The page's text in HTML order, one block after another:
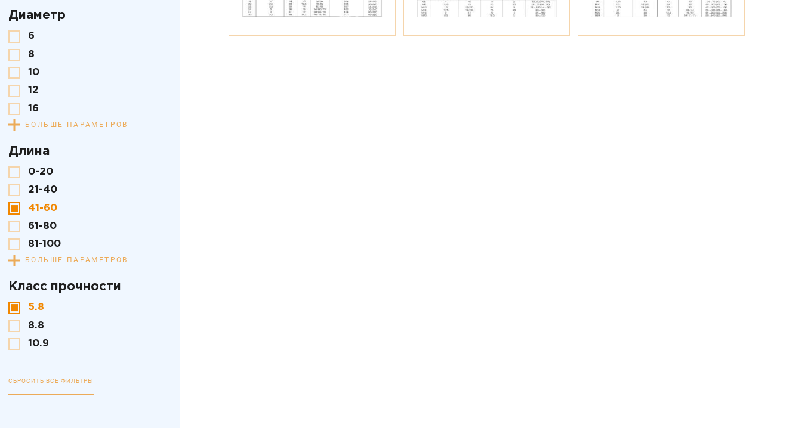
Диаметр
6
8
10
12
16
БОЛЬШЕ ПАРАМЕТРОВ
Длина
0-20
21-40
41-60
61-80
81-100
БОЛЬШЕ ПАРАМЕТРОВ
Класс прочности
5.8
8.8
10.9
СБРОСИТЬ ВСЕ ФИЛЬТРЫ